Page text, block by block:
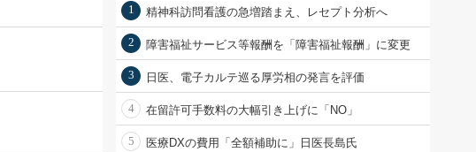
1 精神科訪問看護の急増踏まえ、レセプト分析へ
2 障害福祉サービス等報酬を「障害福祉報酬」に変更
3 日医、電子カルテ巡る厚労相の発言を評価
4 在留許可手数料の大幅引き上げに「NO」
5 医療DXの費用「全額補助に」日医長島氏